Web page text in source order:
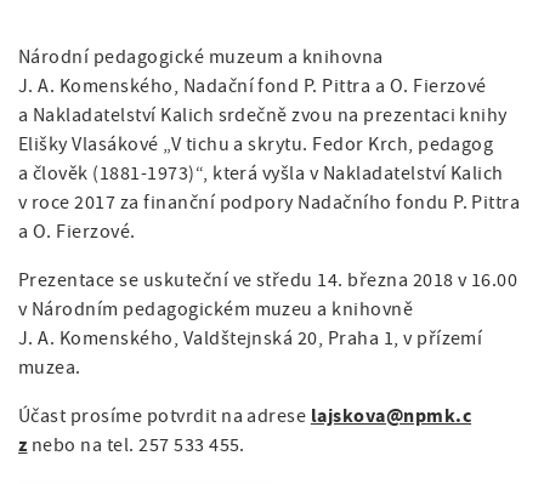
v
i
g
a
c
e
Národní pedagogické muzeum a knihovna
J. A. Komenského, Nadační fond P. Pittra a O. Fierzové
a Nakladatelství Kalich srdečně zvou na prezentaci knihy
Elišky Vlasákové „V tichu a skrytu. Fedor Krch, pedagog
a člověk (1881-1973)“, která vyšla v Nakladatelství Kalich
v roce 2017 za finanční podpory Nadačního fondu P. Pittra
a O. Fierzové.
Prezentace se uskuteční ve středu 14. března 2018 v 16.00
v Národním pedagogickém muzeu a knihovně
J. A. Komenského, Valdštejnská 20, Praha 1, v přízemí
muzea.
Účast prosíme potvrdit na adrese lajskova@npmk.c
z nebo na tel. 257 533 455.
a
t
i
o
n